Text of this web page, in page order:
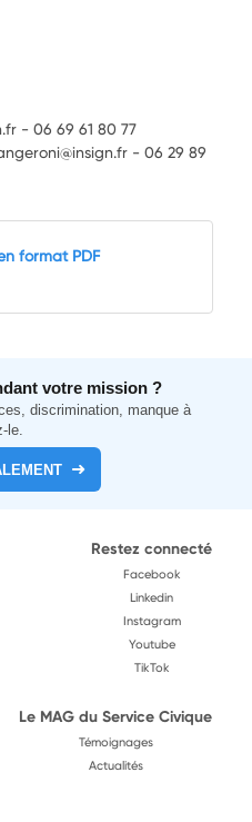
- 06 69 61 80 77
- 06 29 89
format PDF
votre mission ?
discrimination, manque à
le.
Restez connecté
Facebook
Linkedin
Instagram
Youtube
TikTok
Le MAG du Service Civique
Témoignages
Actualités